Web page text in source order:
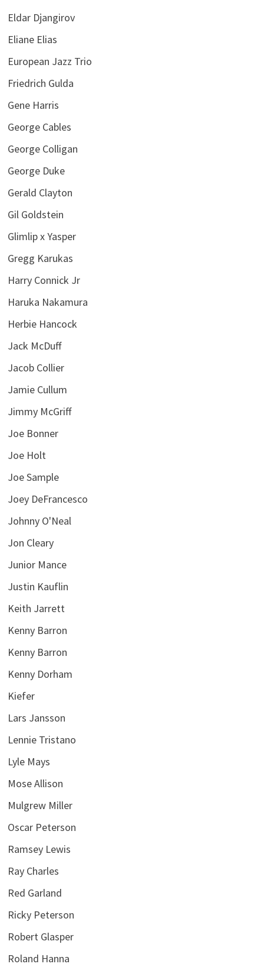
Eldar Djangirov
Eliane Elias
European Jazz Trio
Friedrich Gulda
Gene Harris
George Cables
George Colligan
George Duke
Gerald Clayton
Gil Goldstein
Glimlip x Yasper
Gregg Karukas
Harry Connick Jr
Haruka Nakamura
Herbie Hancock
Jack McDuff
Jacob Collier
Jamie Cullum
Jimmy McGriff
Joe Bonner
Joe Holt
Joe Sample
Joey DeFrancesco
Johnny O'Neal
Jon Cleary
Junior Mance
Justin Kauflin
Keith Jarrett
Kenny Barron
Kenny Barron
Kenny Dorham
Kiefer
Lars Jansson
Lennie Tristano
Lyle Mays
Mose Allison
Mulgrew Miller
Oscar Peterson
Ramsey Lewis
Ray Charles
Red Garland
Ricky Peterson
Robert Glasper
Roland Hanna